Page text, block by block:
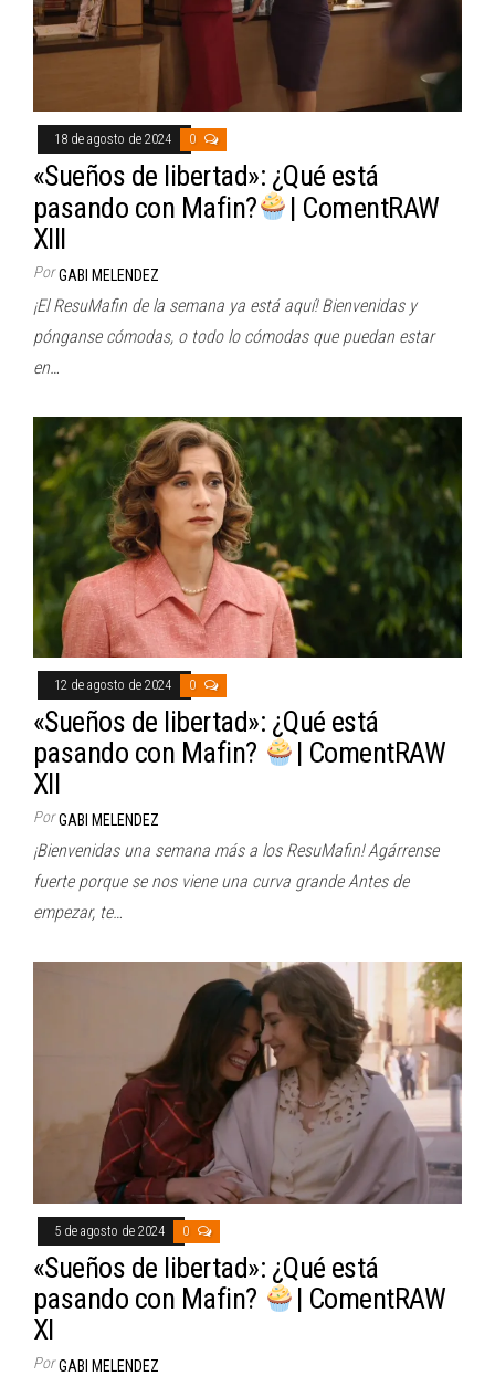
18 de agosto de 2024 0
«Sueños de libertad»: ¿Qué está
pasando con Mafin?
| ComentRAW
XIII
Por GABI MELENDEZ
¡El ResuMafin de la semana ya está aquí! Bienvenidas y
pónganse cómodas, o todo lo cómodas que puedan estar
en…
12 de agosto de 2024 0
«Sueños de libertad»: ¿Qué está
pasando con Mafin?
| ComentRAW
XII
Por GABI MELENDEZ
¡Bienvenidas una semana más a los ResuMafin! Agárrense
fuerte porque se nos viene una curva grande Antes de
empezar, te…
5 de agosto de 2024 0
«Sueños de libertad»: ¿Qué está
pasando con Mafin?
| ComentRAW
XI
Por GABI MELENDEZ